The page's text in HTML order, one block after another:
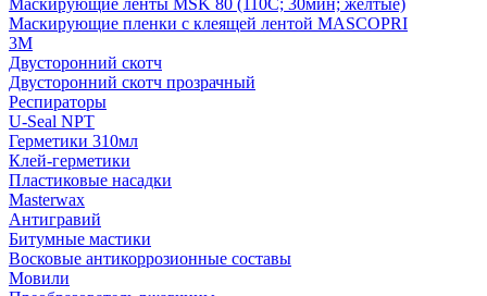
Маскирующие ленты MSK 80 (110С; 30мин; желтые)
Маскирующие пленки с клеящей лентой MASCOPRI
3M
Двусторонний скотч
Двусторонний скотч прозрачный
Респираторы
U-Seal NPT
Герметики 310мл
Клей-герметики
Пластиковые насадки
Masterwax
Антигравий
Битумные мастики
Восковые антикоррозионные составы
Мовили